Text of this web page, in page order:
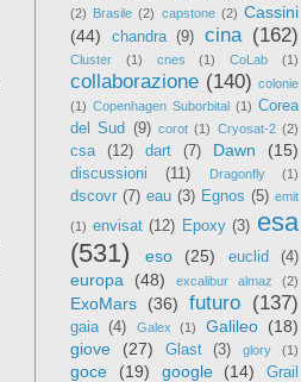
(2) Brasile (2) capstone (2) Cassini
(44)
chandra (9) cina (162)
Cluster (1) cnes (1) CoLab (1)
collaborazione (140) colonie
(1) Copenhagen Suborbital (1) Corea
del Sud (9) corot (1) Cryosat-2 (2)
csa (12) dart (7) Dawn (15)
discussioni (11) Dragonfly (1)
dscovr (7) eau (3) Egnos (5) emit
(1) envisat (12) Epoxy (3) esa
(531)
eso (25) euclid (4)
europa (48) excalibur almaz (2)
ExoMars (36) futuro (137)
gaia (4) Galex (1) Galileo (18)
giove
(27) Glast (3) glory (1)
goce (19) google (14)
Grail